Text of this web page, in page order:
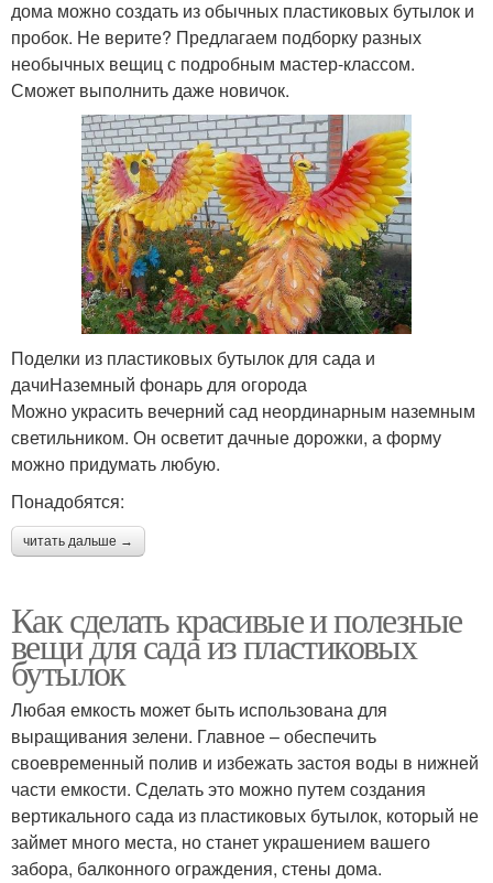
дома можно создать из обычных пластиковых бутылок и
пробок. Не верите? Предлагаем подборку разных
необычных вещиц с подробным мастер-классом.
Сможет выполнить даже новичок.
Поделки из пластиковых бутылок для сада и
дачиНаземный фонарь для огорода
Можно украсить вечерний сад неординарным наземным
светильником. Он осветит дачные дорожки, а форму
можно придумать любую.
Понадобятся:
читать дальше →
Как сделать красивые и полезные
вещи для сада из пластиковых
бутылок
Любая емкость может быть использована для
выращивания зелени. Главное – обеспечить
своевременный полив и избежать застоя воды в нижней
части емкости. Сделать это можно путем создания
вертикального сада из пластиковых бутылок, который не
займет много места, но станет украшением вашего
забора, балконного ограждения, стены дома.